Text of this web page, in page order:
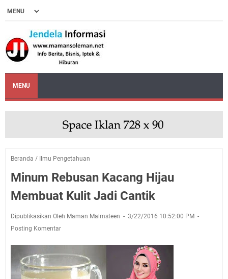
MENU
Beranda / Ilmu Pengetahuan
Minum Rebusan Kacang Hijau
Membuat Kulit Jadi Cantik
Dipublikasikan Oleh Maman Malmsteen
3/22/2016 10:52:00 PM
Posting Komentar